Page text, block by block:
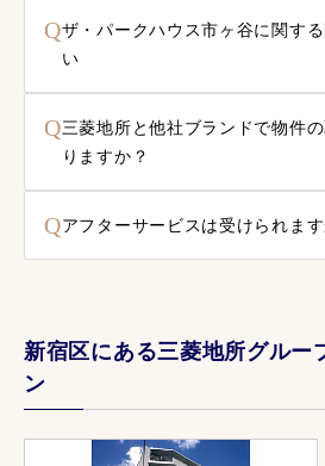
Qザ・パークハウス市ヶ谷に関す
い
Q三菱地所と他社ブランドで物件
りますか？
Qアフターサービスは受けられます
新宿区にある三菱地所グルー
ン